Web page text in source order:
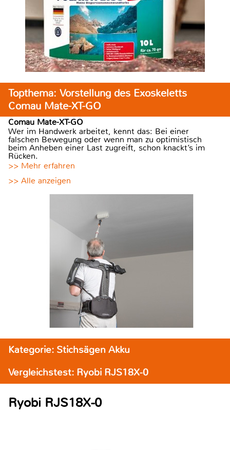
Topthema: Vorstellung des Exoskeletts
Comau Mate-XT-GO
Comau Mate-XT-GO
Wer im Handwerk arbeitet, kennt das: Bei einer
falschen Bewegung oder wenn man zu optimistisch
beim Anheben einer Last zugreift, schon knackt’s im
Rücken.
>> Mehr erfahren
>> Alle anzeigen
Kategorie: Stichsägen Akku
Vergleichstest: Ryobi RJS18X-0
Ryobi RJS18X-0